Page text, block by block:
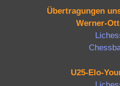
Übertragungen
Werner-
U25-Elo-